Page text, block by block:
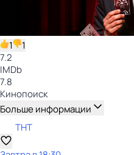
1
1
7.2
IMDb
7.8
Кинопоиск
Больше информации
ТНТ